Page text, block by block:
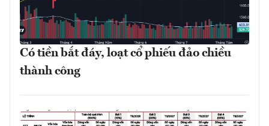
Có tiền bắt đáy, loạt cổ phiếu đảo chiều
thành công